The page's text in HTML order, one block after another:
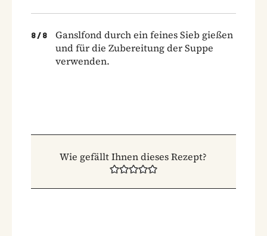
8 / 8
Ganslfond durch ein feines Sieb gießen
und für die Zubereitung der Suppe
verwenden.
Wie gefällt Ihnen dieses Rezept?